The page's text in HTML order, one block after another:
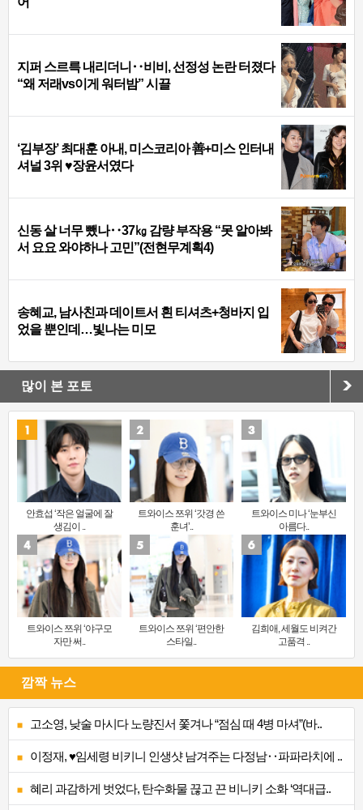
지퍼 스르륵 내리더니‥비비, 선정성 논란 터졌다
“왜 저래vs이게 워터밤” 시끌
‘김부장’ 최대훈 아내, 미스코리아 善+미스 인터내
셔널 3위 ♥장윤서였다
신동 살 너무 뺐나‥37㎏ 감량 부작용 “못 알아봐
서 요요 와야하나 고민”(전현무계획4)
송혜교, 남사친과 데이트서 흰 티셔츠+청바지 입
었을 뿐인데…빛나는 미모
많이 본 포토
안효섭 ‘작은 얼굴에 잘
생김이 ..
트와이스 쯔위 ‘갓경 쓴
훈녀’..
트와이스 미나 ‘눈부신
아름다..
트와이스 쯔위 ‘야구모
자만 써..
트와이스 쯔위 ‘편안한
스타일..
김희애, 세월도 비켜간
고품격 ..
깜짝 뉴스
고소영, 낮술 마시다 노량진서 쫓겨나 “점심 때 4병 마셔”(바..
이정재, ♥임세령 비키니 인생샷 남겨주는 다정남‥파파라치에 ..
혜리 과감하게 벗었다, 탄수화물 끊고 끈 비니키 소화 ‘역대급..